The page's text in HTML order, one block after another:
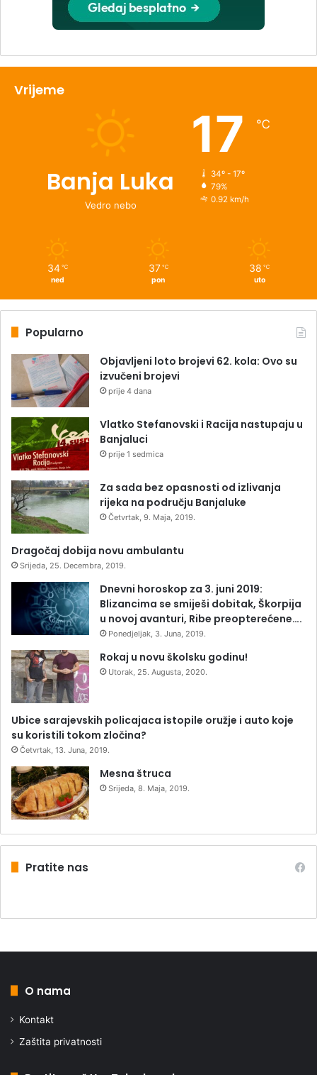
Vrijeme
Banja Luka
Vedro nebo
17 ℃
34º - 17º
79%
0.92 km/h
34 ℃
ned
37 ℃
pon
38 ℃
uto
Popularno
Objavljeni loto brojevi 62. kola: Ovo su
izvučeni brojevi
prije 4 dana
Vlatko Stefanovski i Racija nastupaju u
Banjaluci
prije 1 sedmica
Za sada bez opasnosti od izlivanja
rijeka na području Banjaluke
Četvrtak, 9. Maja, 2019.
Dragočaj dobija novu ambulantu
Srijeda, 25. Decembra, 2019.
Dnevni horoskop za 3. juni 2019:
Blizancima se smiješi dobitak, Škorpija
u novoj avanturi, Ribe preopterećene….
Ponedjeljak, 3. Juna, 2019.
Rokaj u novu školsku godinu!
Utorak, 25. Augusta, 2020.
Ubice sarajevskih policajaca istopile oružje i auto koje
su koristili tokom zločina?
Četvrtak, 13. Juna, 2019.
Mesna štruca
Srijeda, 8. Maja, 2019.
Pratite nas
O nama
Kontakt
Zaštita privatnosti